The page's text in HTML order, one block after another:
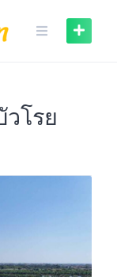
โรย